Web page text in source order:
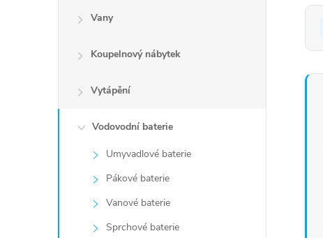
Vany
Koupelnový nábytek
Vytápění
Vodovodní baterie
Umyvadlové baterie
Pákové baterie
Vanové baterie
Sprchové baterie